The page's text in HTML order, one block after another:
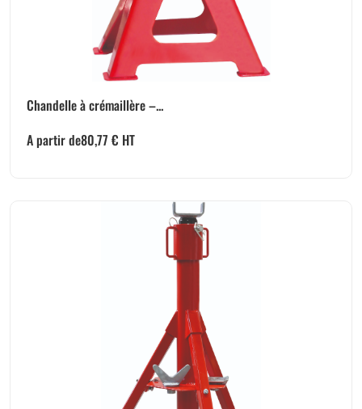
Chandelle à crémaillère –...
A partir de80,77 € HT